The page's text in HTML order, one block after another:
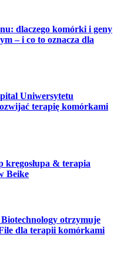
dlaczego komórki i geny
– i co to oznacza dla
Uniwersytetu
terapię komórkami
kręgosłupa & terapia
Beike
otrzymuje
dla terapii komórkami